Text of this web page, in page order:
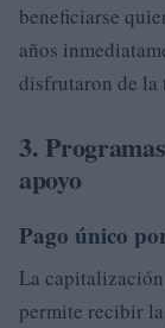
beneficiarse
años
disfrutaron de la
3.
apoyo
Pago único
La
permite recibir